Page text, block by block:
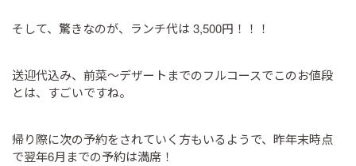
そして、驚きなのが、ランチ代は 3,500円！！！
送迎代込み、前菜～デザートまでのフルコースでこのお値段
とは、すごいですね。
帰り際に次の予約をされていく方もいるようで、昨年末時点
で翌年6月までの予約は満席！